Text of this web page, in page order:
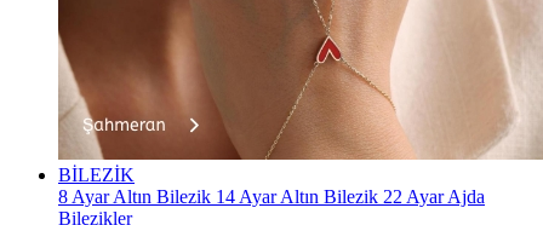
BİLEZİK
8 Ayar Altın Bilezik 14 Ayar Altın Bilezik 22 Ayar Ajda
Bilezikler